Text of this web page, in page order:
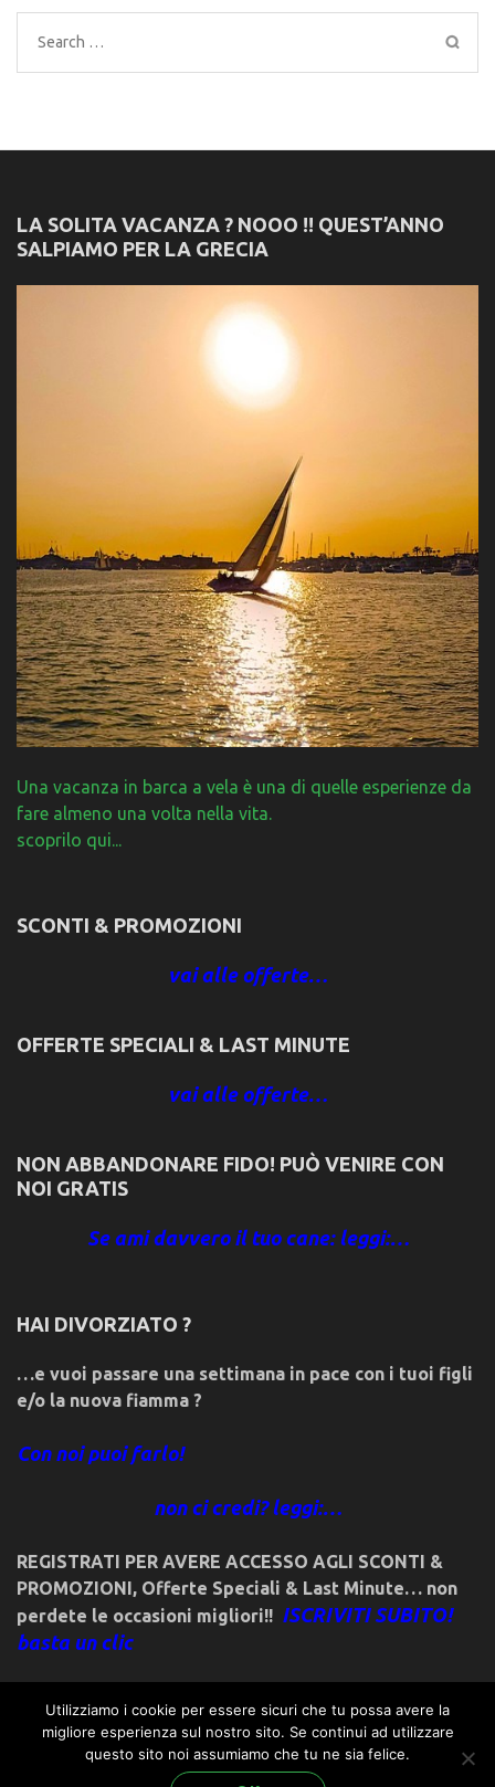
Search
for:
LA SOLITA VACANZA ? NOOO !! QUEST’ANNO
SALPIAMO PER LA GRECIA
Una vacanza in barca a vela è una di quelle esperienze da
fare almeno una volta nella vita.
scoprilo qui...
SCONTI & PROMOZIONI
vai alle offerte…
OFFERTE SPECIALI & LAST MINUTE
vai alle offerte…
NON ABBANDONARE FIDO! PUÒ VENIRE CON
NOI GRATIS
Se ami davvero il tuo cane: leggi:…
HAI DIVORZIATO ?
…e vuoi passare una settimana in pace con i tuoi figli
e/o la nuova fiamma ?
Con noi puoi farlo!
non ci credi? leggi:…
REGISTRATI PER AVERE ACCESSO AGLI SCONTI &
PROMOZIONI, Offerte Speciali & Last Minute… non
perdete le occasioni migliori!! ISCRIVITI SUBITO!
basta un clic
© 2018friulivg.it. -*- By ST.GEORGE.DRAGONSLAYER LLC -*-
admin@st-george-dragonslayer.com
Utilizziamo i cookie per essere sicuri che tu possa avere la
migliore esperienza sul nostro sito. Se continui ad utilizzare
questo sito noi assumiamo che tu ne sia felice.